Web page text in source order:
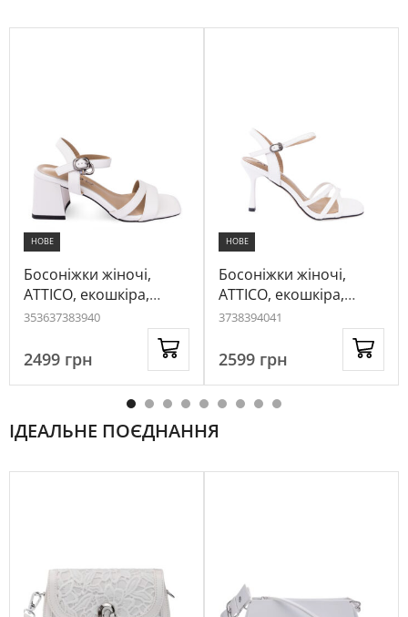
НОВЕ
Босоніжки жіночі,
ATTICO, екошкіра,
колір білий, 1073625
353637383940
2499 грн
НОВЕ
Босоніжки жіночі,
ATTICO, екошкіра,
колір білий, 1038215
3738394041
2599 грн
ІДЕАЛЬНЕ ПОЄДНАННЯ